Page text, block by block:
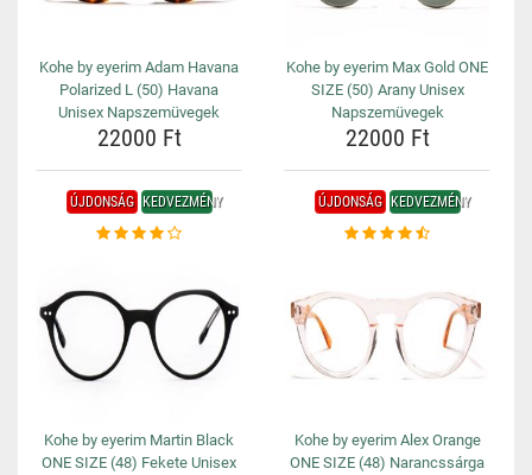
Kohe by eyerim Adam Havana
Polarized L (50) Havana
Unisex Napszemüvegek
22000 Ft
Kohe by eyerim Max Gold ONE
SIZE (50) Arany Unisex
Napszemüvegek
22000 Ft
ÚJDONSÁG KEDVEZMÉNY
Kohe by eyerim Martin Black
ONE SIZE (48) Fekete Unisex
ÚJDONSÁG KEDVEZMÉNY
Kohe by eyerim Alex Orange
ONE SIZE (48) Narancssárga